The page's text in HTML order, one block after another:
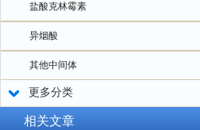
盐酸克林霉素
异烟酸
其他中间体
更多分类
相关文章